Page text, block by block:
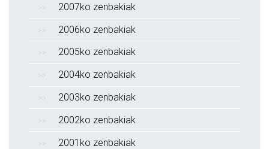
2007ko zenbakiak
2006ko zenbakiak
2005ko zenbakiak
2004ko zenbakiak
2003ko zenbakiak
2002ko zenbakiak
2001ko zenbakiak